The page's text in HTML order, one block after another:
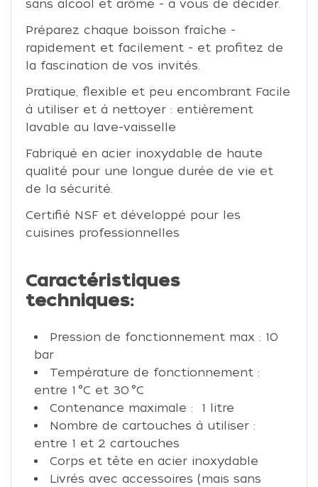
sans alcool et arôme - à vous de décider.
Préparez chaque boisson fraîche -
rapidement et facilement - et profitez de
la fascination de vos invités.
Pratique, flexible et peu encombrant Facile
à utiliser et à nettoyer : entièrement
lavable au lave-vaisselle
Fabriqué en acier inoxydable de haute
qualité pour une longue durée de vie et
de la sécurité.
Certifié NSF et développé pour les
cuisines professionnelles
Caractéristiques
techniques:
Pression de fonctionnement max : 10
bar
Température de fonctionnement :
entre 1 °C et 30 °C
Contenance maximale : 1 litre
Nombre de cartouches à utiliser :
entre 1 et 2 cartouches
Corps et tête en acier inoxydable
Livrés avec accessoires (mais sans